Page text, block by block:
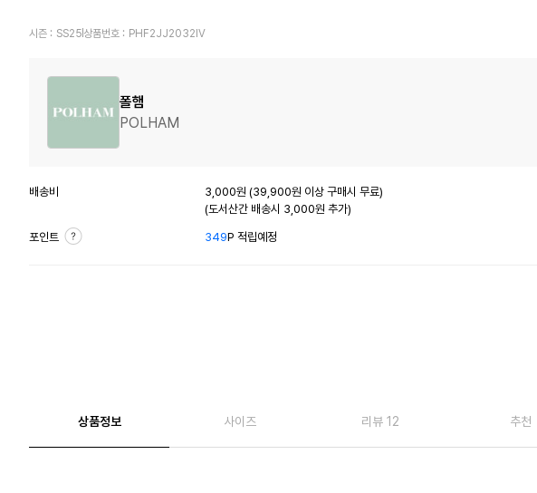
시즌 : SS25 상품번호 : PHF2JJ2032IV
폴햄
POLHAM
배송비
3,000원 (39,900원 이상 구매시 무료)
(도서산간 배송시 3,000원 추가)
포인트 349P 적립예정
상품정보 사이즈 리뷰 12 추천